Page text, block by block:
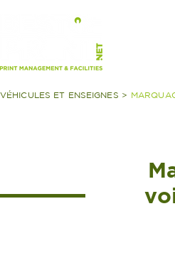
VÉHICULES ET ENSEIGNES >